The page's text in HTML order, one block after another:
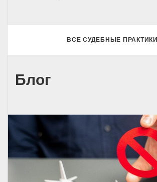
ВСЕ СУДЕБНЫЕ ПРАКТИКИ
Блог